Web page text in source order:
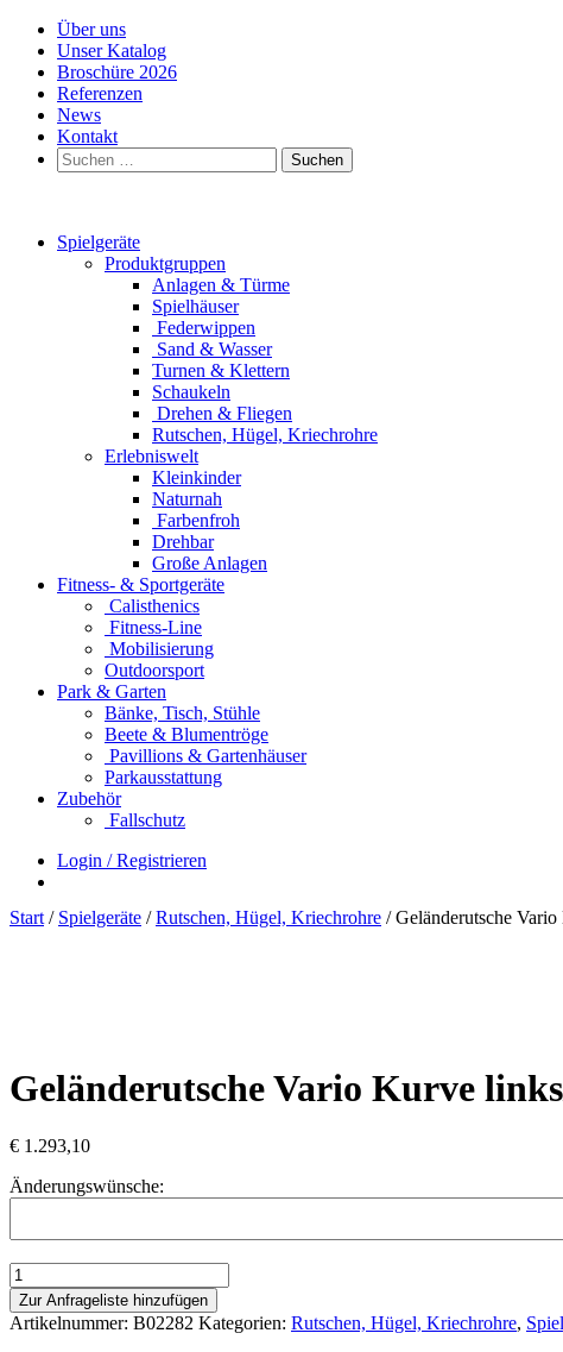
Über uns
Unser Katalog
Broschüre 2026
Referenzen
News
Kontakt
Suchen
nach:
Spielgeräte
Produktgruppen
Anlagen & Türme
Spielhäuser
Federwippen
Sand & Wasser
Turnen & Klettern
Schaukeln
Drehen & Fliegen
Rutschen, Hügel, Kriechrohre
Erlebniswelt
Kleinkinder
Naturnah
Farbenfroh
Drehbar
Große Anlagen
Fitness- & Sportgeräte
Calisthenics
Fitness-Line
Mobilisierung
Outdoorsport
Park & Garten
Bänke, Tisch, Stühle
Beete & Blumentröge
Pavillions & Gartenhäuser
Parkausstattung
Zubehör
Fallschutz
Login / Registrieren
Start / Spielgeräte /Rutschen, Hügel, Kriechrohre / Geländerutsche
Geländerutsche Vario Kurve
€ 1.293,10
Änderungswünsche:
Geländerutsche
Vario
Kurve
links/rechts,
Zur Anfrageliste hinzufügen
Artikelnummer: B02282 Kategorien: Rutschen, Hügel, Kriechrohre,